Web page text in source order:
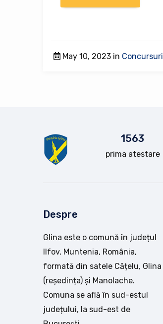
May 10, 2023 in Concursuri
1563
prima atestare
Despre
Glina este o comună în județul
Ilfov, Muntenia, România,
formată din satele Cățelu, Glina
(reședința) și Manolache.
Comuna se află în sud-estul
județului, la sud-est de